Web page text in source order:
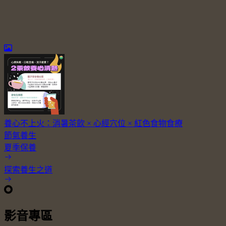
養心不上火：消暑茶飲 × 心經穴位 × 紅色食物食療
節氣養生
夏季保養
探索養生之道
影音專區